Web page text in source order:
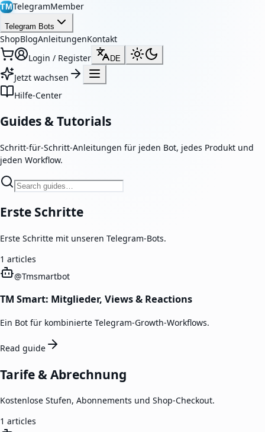
TMTelegramMember
Telegram Bots
ShopBlogAnleitungenKontakt
Login / Register
DE
Jetzt wachsen
Hilfe-Center
Guides & Tutorials
Schritt-für-Schritt-Anleitungen für jeden Bot, jedes Produkt und
jeden Workflow.
Erste Schritte
Erste Schritte mit unseren Telegram-Bots.
1 articles
@Tmsmartbot
TM Smart: Mitglieder, Views & Reactions
Ein Bot für kombinierte Telegram-Growth-Workflows.
Read guide
Tarife & Abrechnung
Kostenlose Stufen, Abonnements und Shop-Checkout.
1 articles